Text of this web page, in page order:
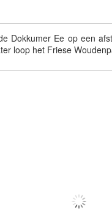
Dokkumer Ee op een
loop het Friese